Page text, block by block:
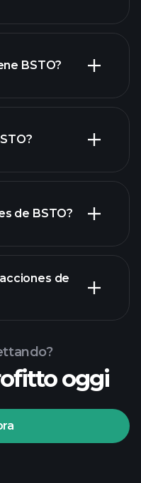
dividendo
BSTO?
de BSTO?
de
oggi